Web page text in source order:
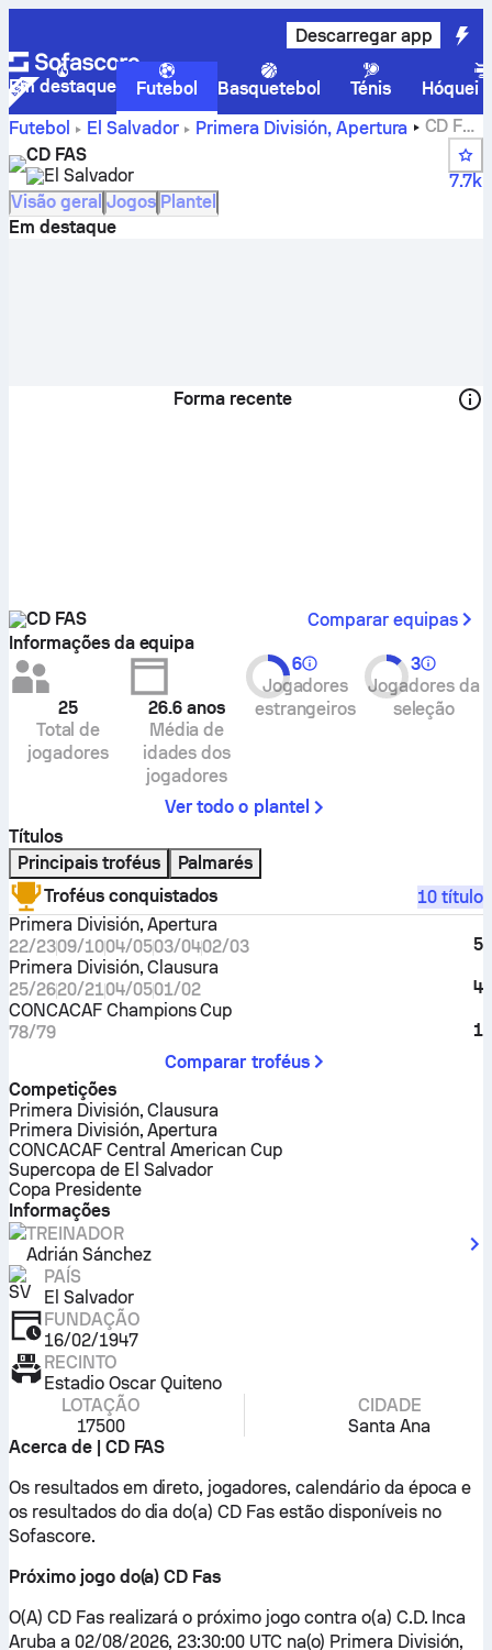
Descarregar app
Em destaque Futebol Basquetebol Ténis
Hóquei
Futebol
El Salvador Primera División, Apertura
CD Fas
– resultados, encontros, classificação e estatísticas dos
jogadores
CD FAS
El Salvador
7.7k
Visão geral Jogos Plantel
Em destaque
Forma recente
CD FAS
Comparar equipas
Informações da equipa
25
Total de
jogadores
26.6 anos
Média de
idades dos
jogadores
6
Jogadores
estrangeiros
3
Jogadores da
seleção
Ver todo o plantel
Títulos
Principais troféus
Palmarés
Troféus conquistados
10 título
Primera División, Apertura
22/2309/1004/0503/0402/03
5
Primera División, Clausura
25/2620/2104/0501/02
4
CONCACAF Champions Cup
78/79
1
Comparar troféus
Competições
Primera División, Clausura
Primera División, Apertura
CONCACAF Central American Cup
Supercopa de El Salvador
Copa Presidente
Informações
TREINADOR
Adrián Sánchez
PAÍS
El Salvador
FUNDAÇÃO
16/02/1947
RECINTO
Estadio Oscar Quiteno
LOTAÇÃO
17500
CIDADE
Santa Ana
Acerca de | CD FAS
Os resultados em direto, jogadores, calendário da época e
os resultados do dia do(a) CD Fas estão disponíveis no
Sofascore.
Próximo jogo do(a) CD Fas
O(A) CD Fas realizará o próximo jogo contra o(a) C.D. Inca
Aruba a 02/08/2026, 23:30:00 UTC na(o) Primera División,